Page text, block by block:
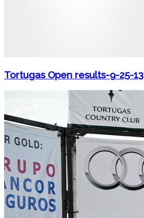
Tortugas Open results-9-25-13